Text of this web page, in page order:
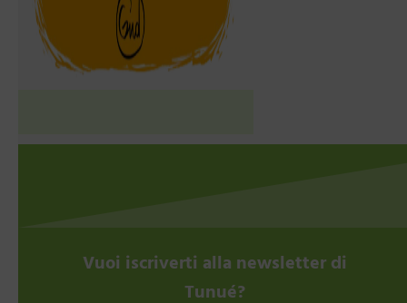
Vuoi iscriverti alla newsletter di
Tunué?